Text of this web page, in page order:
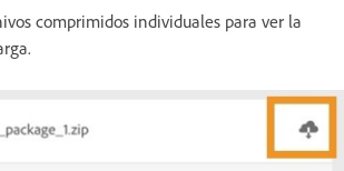
comprimidos individuales para ver la